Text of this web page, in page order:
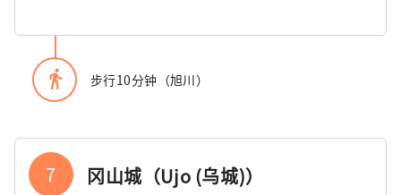
directions_walk 步行10分钟（旭川）
7 冈山城（Ujo (乌城)）